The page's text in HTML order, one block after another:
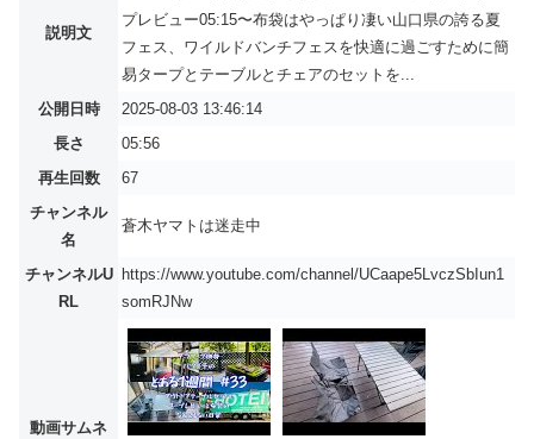
説明文
プレビュー05:15〜布袋はやっぱり凄い山口県の誇る夏
フェス、ワイルドバンチフェスを快適に過ごすために簡
易タープとテーブルとチェアのセットを...
公開日時
2025-08-03 13:46:14
長さ
05:56
再生回数
67
チャンネル
名
蒼木ヤマトは迷走中
チャンネルU
RL
https://www.youtube.com/channel/UCaape5LvczSbIun1
somRJNw
動画サムネ